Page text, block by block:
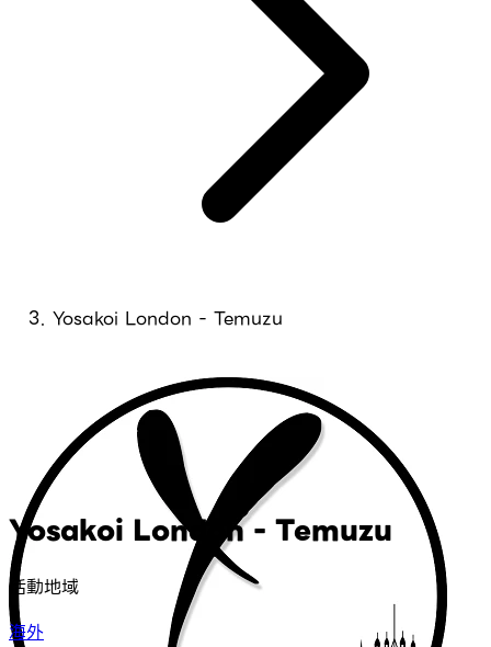
Yosakoi London - Temuzu
Yosakoi London - Temuzu
活動地域
海外